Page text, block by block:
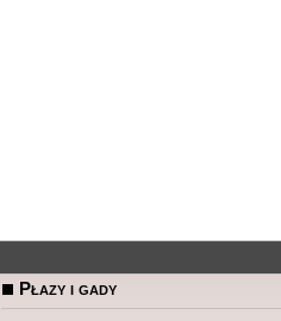
Płazy i gady